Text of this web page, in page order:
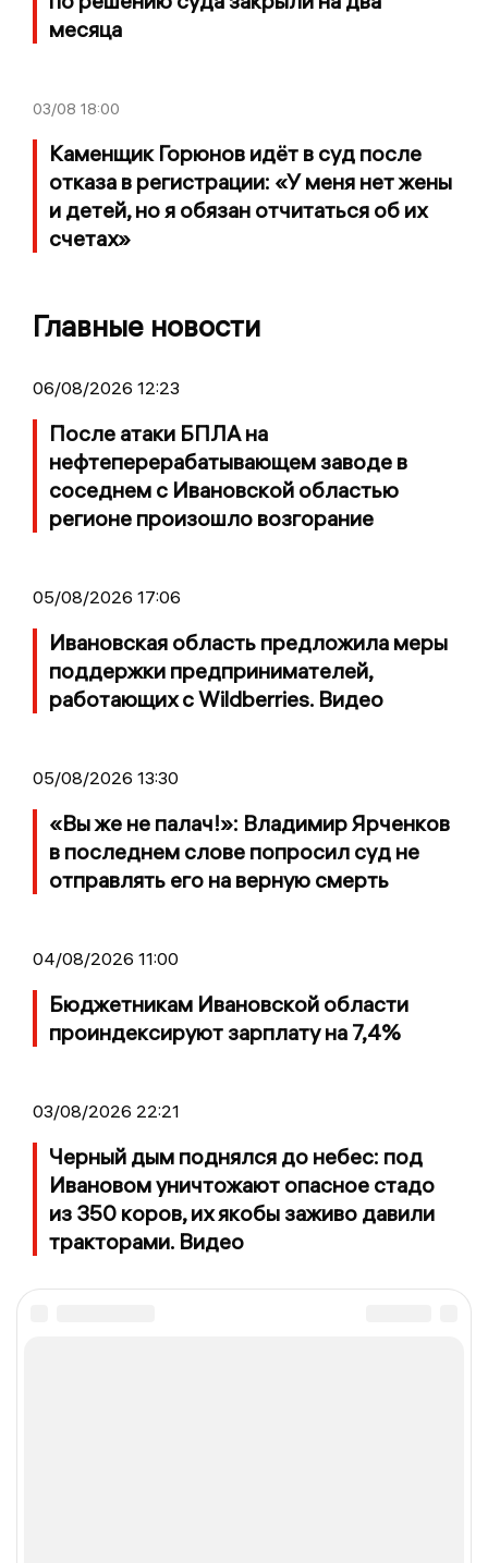
месяца
03/08 18:00
Каменщик Горюнов идёт в суд после
отказа в регистрации: «У меня нет жены
и детей, но я обязан отчитаться об их
счетах»
Главные новости
06/08/2026 12:23
После атаки БПЛА на
нефтеперерабатывающем заводе в
соседнем с Ивановской областью
регионе произошло возгорание
05/08/2026 17:06
Ивановская область предложила меры
поддержки предпринимателей,
работающих с Wildberries. Видео
05/08/2026 13:30
«Вы же не палач!»: Владимир Ярченков
в последнем слове попросил суд не
отправлять его на верную смерть
04/08/2026 11:00
Бюджетникам Ивановской области
проиндексируют зарплату на 7,4%
03/08/2026 22:21
Черный дым поднялся до небес: под
Ивановом уничтожают опасное стадо
из 350 коров, их якобы заживо давили
тракторами. Видео